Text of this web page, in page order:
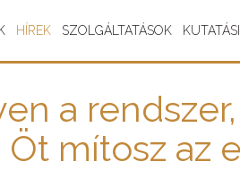
HÍREK SZOLGÁLTATÁSOK
a
mítosz az